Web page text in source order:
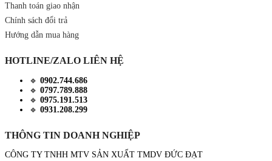
Thanh toán giao nhận
Chính sách đổi trả
Hướng dẫn mua hàng
HOTLINE/ZALO LIÊN HỆ
🔹 0902.744.686
🔹 0797.789.888
🔹 0975.191.513
🔹 0931.208.299
THÔNG TIN DOANH NGHIỆP
CÔNG TY TNHH MTV SẢN XUẤT TMDV ĐỨC ĐẠT